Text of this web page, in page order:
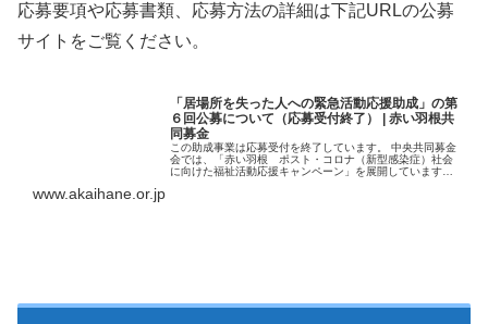
応募要項や応募書類、応募方法の詳細は下記URLの公募
サイトをご覧ください。
「居場所を失った人への緊急活動応援助成」の第
６回公募について（応募受付終了） | 赤い羽根共
同募金
この助成事業は応募受付を終了しています。 中央共同募金
会では、「赤い羽根 ポスト・コロナ（新型感染症）社会
に向けた福祉活動応援キャンペーン」を展開しています。
www.akaihane.or.jp